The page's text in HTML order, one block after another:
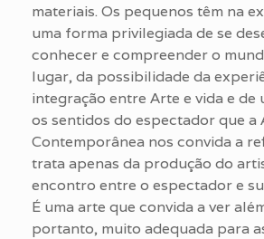
materiais. Os pequenos têm na
uma forma privilegiada de se
conhecer e compreender o
lugar, da possibilidade da
integração entre Arte e vida e de
os sentidos do espectador que a
Contemporânea nos convida a
trata apenas da produção do
encontro entre o espectador e
É uma arte que convida a ver
portanto, muito adequada para